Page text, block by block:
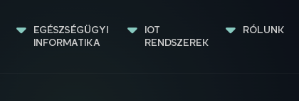
EGÉSZSÉGÜGYI
INFORMATIKA
IOT
RENDSZEREK
RÓLUNK